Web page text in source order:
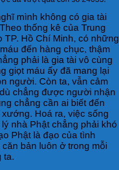
mình không có gia tài
thống kê của Trung
TP. Hồ Chí Minh, có những
đến hàng chục, thậm
phải là gia tài vô cùng
giọt máu ấy đã mang lại
người. Còn ta, vẫn cảm
chẳng được người nhận
chẳng cần ai biết đến
Hoá ra, việc sống
nhà Phật chẳng phải khó
Phật là đạo của tình
bản luôn ở trong mỗi
ta.